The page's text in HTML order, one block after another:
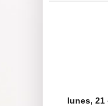
lunes, 21